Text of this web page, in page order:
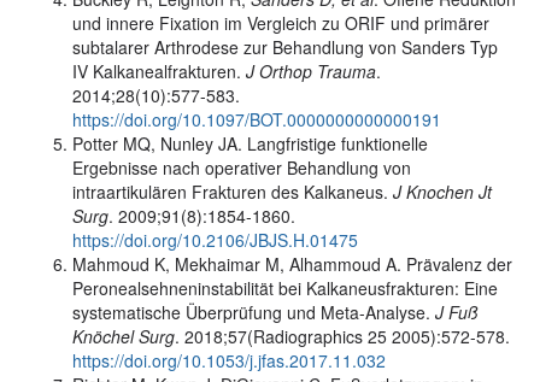
und innere Fixation im Vergleich zu ORIF und primärer
subtalarer Arthrodese zur Behandlung von Sanders Typ
IV Kalkanealfrakturen. J Orthop Trauma.
2014;28(10):577-583.
https://doi.org/10.1097/BOT.0000000000000191
Potter MQ, Nunley JA. Langfristige funktionelle
Ergebnisse nach operativer Behandlung von
intraartikulären Frakturen des Kalkaneus. J Knochen Jt
Surg. 2009;91(8):1854-1860.
https://doi.org/10.2106/JBJS.H.01475
Mahmoud K, Mekhaimar M, Alhammoud A. Prävalenz der
Peronealsehneninstabilität bei Kalkaneusfrakturen: Eine
systematische Überprüfung und Meta-Analyse. J Fuß
Knöchel Surg. 2018;57(Radiographics 25 2005):572-578.
https://doi.org/10.1053/j.jfas.2017.11.032